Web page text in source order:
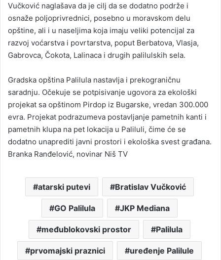
Vučković naglašava da je cilj da se dodatno podrže i
osnaže poljoprivrednici, posebno u moravskom delu
opštine, ali i u naseljima koja imaju veliki potencijal za
razvoj voćarstva i povrtarstva, poput Berbatova, Vlasja,
Gabrovca, Čokota, Lalinaca i drugih palilulskih sela.
Gradska opština Palilula nastavlja i prekograničnu
saradnju. Očekuje se potpisivanje ugovora za ekološki
projekat sa opštinom Pirdop iz Bugarske, vredan 300.000
evra. Projekat podrazumeva postavljanje pametnih kanti i
pametnih klupa na pet lokacija u Paliluli, čime će se
dodatno unaprediti javni prostori i ekološka svest građana.
Branka Ranđelović, novinar Niš TV
atarski putevi Bratislav Vučković
GO Palilula JKP Mediana
međublokovski prostor Palilula
prvomajski praznici uređenje Palilule